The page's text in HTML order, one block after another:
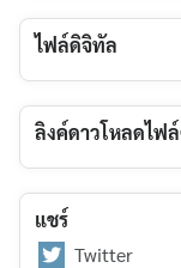
ไฟล์ดิจิทัล
ลิงค์ดาวโหลดไฟ
แชร์
Twitter